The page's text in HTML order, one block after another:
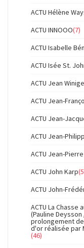
ACTU Hélène
ACTU INNOOO(7)
ACTU Isabelle
ACTU Isée St.
ACTU Jean
ACTU Jean-
ACTU Jean-
ACTU Jean-
ACTU Jean-
ACTU John Karp
ACTU John-
ACTU La
(Pauline
prolongement
d'or réalisée par
(46)